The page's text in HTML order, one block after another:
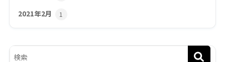
2021年2月 1